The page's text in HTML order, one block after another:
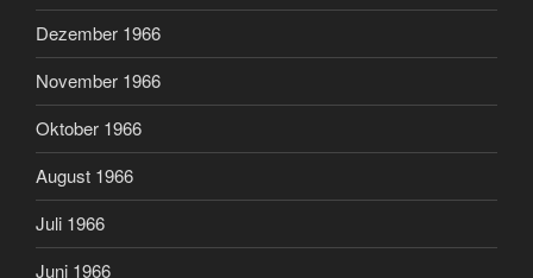
Dezember 1966
November 1966
Oktober 1966
August 1966
Juli 1966
Juni 1966